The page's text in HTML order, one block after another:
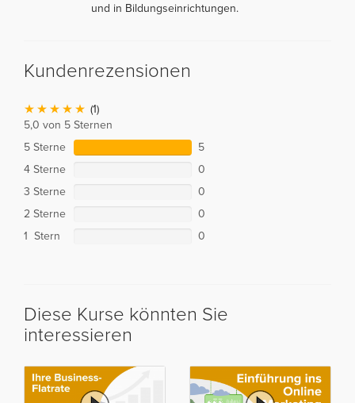
und in Bildungseinrichtungen.
Kundenrezensionen
(1)
5,0 von 5 Sternen
5 Sterne
5
4 Sterne
0
3 Sterne
0
2 Sterne
0
1 Stern
0
Diese Kurse könnten Sie
interessieren